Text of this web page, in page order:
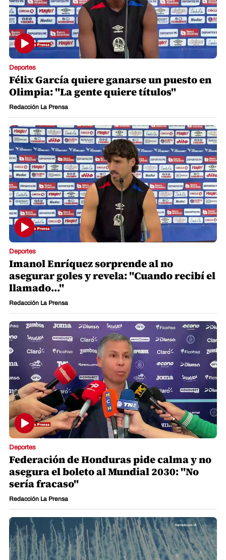
Deportes
Félix García quiere ganarse un puesto en
Olimpia: "La gente quiere títulos"
Redacción La Prensa
Deportes
Imanol Enríquez sorprende al no
asegurar goles y revela: "Cuando recibí el
llamado..."
Redacción La Prensa
Deportes
Federación de Honduras pide calma y no
asegura el boleto al Mundial 2030: "No
sería fracaso"
Redacción La Prensa